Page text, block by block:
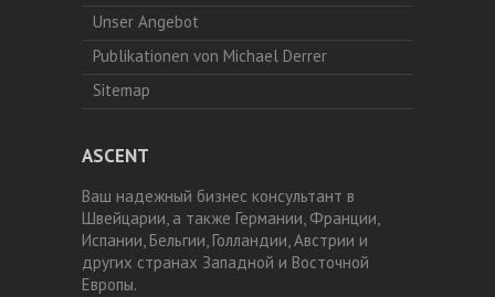
Unser Angebot
Publikationen von Michael Derrer
Sitemap
ASCENT
Ваш надежный бизнес консультант в
Швейцарии, а также Германии, Франции,
Испании, Бельгии, Голландии, Австрии и
других странах Западной и Восточной
Европы.